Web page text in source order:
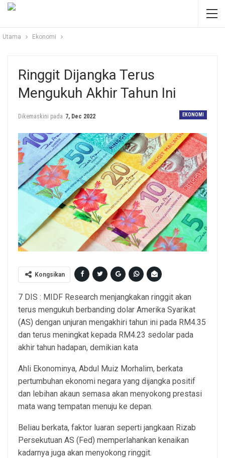
Utama Ekonomi
Ringgit Dijangka Terus
Mengukuh Akhir Tahun Ini
EKONOMI
Dikemaskini pada 7, Dec 2022
Kongsikan
7 DIS : MIDF Research menjangkakan ringgit akan
terus mengukuh berbanding dolar Amerika Syarikat
(AS) dengan unjuran mengakhiri tahun ini pada RM4.35
dan terus meningkat kepada RM4.23 sedolar pada
akhir tahun hadapan, demikian kata
Ahli Ekonominya, Abdul Muiz Morhalim, berkata
pertumbuhan ekonomi negara yang dijangka positif
dan lebihan akaun semasa akan menyokong prestasi
mata wang tempatan menuju ke depan.
Beliau berkata, faktor luaran seperti jangkaan Rizab
Persekutuan AS (Fed) memperlahankan kenaikan
kadarnya juga akan menyokong ringgit.